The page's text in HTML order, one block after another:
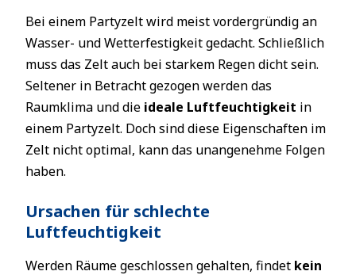
Bei einem Partyzelt wird meist vordergründig an
Wasser- und Wetterfestigkeit gedacht. Schließlich
muss das Zelt auch bei starkem Regen dicht sein.
Seltener in Betracht gezogen werden das
Raumklima und die ideale Luftfeuchtigkeit in
einem Partyzelt. Doch sind diese Eigenschaften im
Zelt nicht optimal, kann das unangenehme Folgen
haben.
Ursachen für schlechte
Luftfeuchtigkeit
Werden Räume geschlossen gehalten, findet kein